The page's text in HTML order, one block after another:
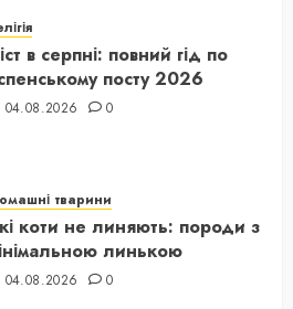
в серпні: повний гід по
посту 2026
04.08.2026 0
тварини
коти не линяють: породи з
линькою
04.08.2026 0